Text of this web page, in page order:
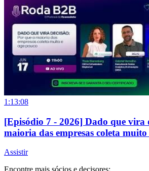
1:13:08
[Episódio 7 - 2026] Dado que vira
maioria das empresas coleta muito
Assistir